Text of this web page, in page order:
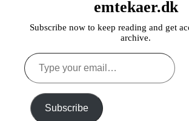
emtekaer.dk
Subscribe now to keep reading and get
archive.
Type
your
email…
Subscribe